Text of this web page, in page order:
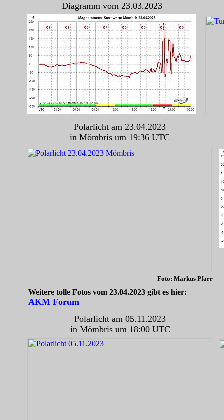
Diagramm vom 23.03.2023
Polarlicht am 23.04.2023
in Mömbris um 19:36 UTC
Foto: Markus Pfarr
Weitere tolle Fotos vom 23.04.2023 gibt es hier:
AKM Forum
Polarlicht am 05.11.2023
in Mömbris um 18:00 UTC